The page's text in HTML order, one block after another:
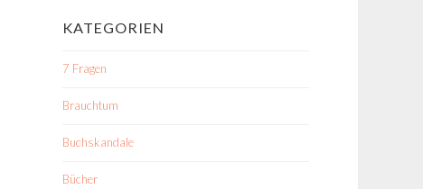
KATEGORIEN
7 Fragen
Brauchtum
Buchskandale
Bücher